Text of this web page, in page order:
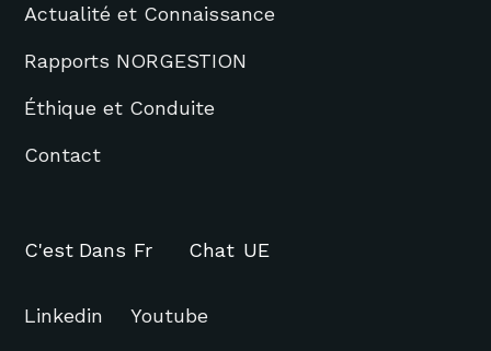
Actualité et Connaissance
Rapports NORGESTION
Éthique et Conduite
Contact
C'est Dans Fr Chat UE
Linkedin Youtube